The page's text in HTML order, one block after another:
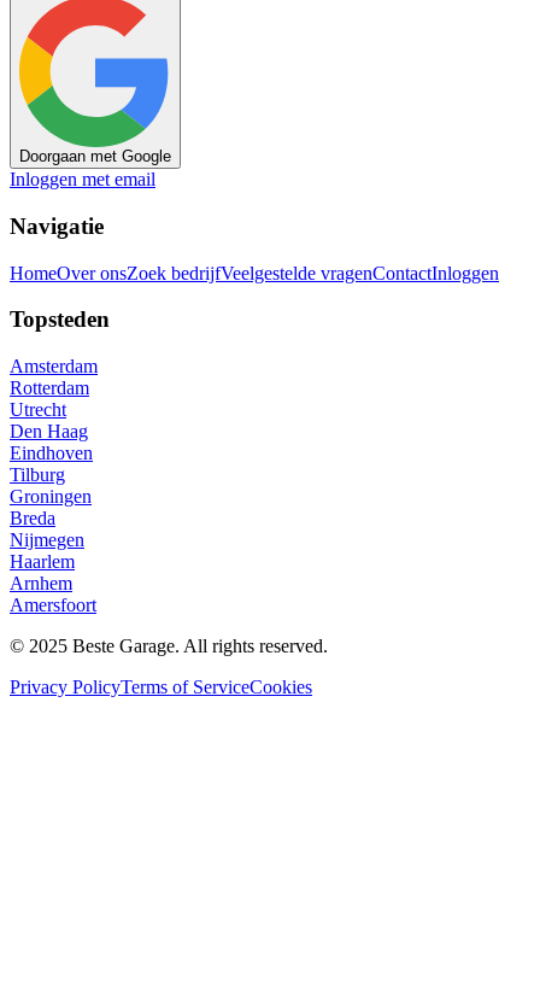
Doorgaan met Google
Inloggen met email
Navigatie
HomeOver onsZoek bedrijfVeelgestelde vragenContactInloggen
Topsteden
Amsterdam
Rotterdam
Utrecht
Den Haag
Eindhoven
Tilburg
Groningen
Breda
Nijmegen
Haarlem
Arnhem
Amersfoort
© 2025 Beste Garage. All rights reserved.
Privacy PolicyTerms of ServiceCookies